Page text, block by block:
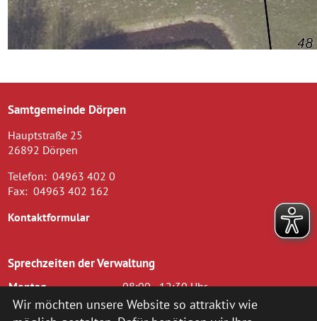
Samtgemeinde Dörpen
Hauptstraße 25
26892 Dörpen
Telefon: 04963 402 0
Fax: 04963 402 162
Kontaktformular
Sprechzeiten der Verwaltung
Montag
08:00 - 12:30 Uhr
Dienstag
08.00 - 12.30 Uhr und 14.00 - 16.00
Uhr
Wir möchten unsere Website so attraktiv wie